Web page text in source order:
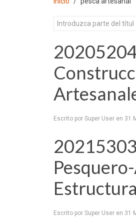
Escrito por Super User en 31
Escrito por Super User en 31